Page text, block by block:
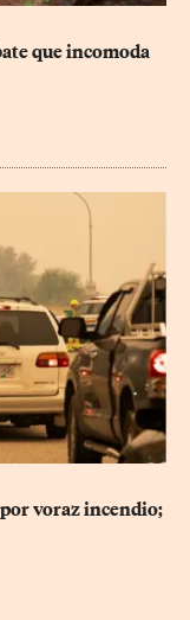
que incomoda
por voraz incendio;